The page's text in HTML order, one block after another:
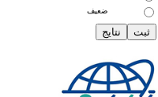
ضعیف